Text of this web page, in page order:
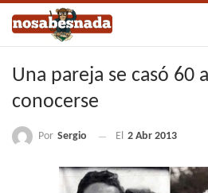
Una pareja se casó 60
conocerse
Por Sergio El 2 Abr 2013